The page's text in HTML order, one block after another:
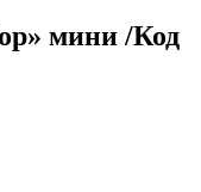
мини /Код